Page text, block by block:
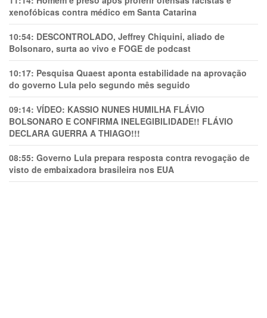
xenofóbicas contra médico em Santa Catarina
10:54: DESCONTROLADO, Jeffrey Chiquini, aliado de
Bolsonaro, surta ao vivo e FOGE de podcast
10:17: Pesquisa Quaest aponta estabilidade na aprovação
do governo Lula pelo segundo mês seguido
09:14: VÍDEO: KASSIO NUNES HUMlLHA FLÁVIO
BOLSONARO E CONFIRMA INELEGIBILIDADE!! FLÁVIO
DECLARA GUERRA A THIAGO!!!
08:55: Governo Lula prepara resposta contra revogação de
visto de embaixadora brasileira nos EUA